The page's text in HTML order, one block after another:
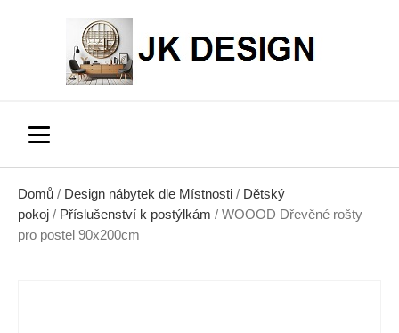
Domů / Design nábytek dle Místnosti / Dětský
pokoj / Příslušenství k postýlkám / WOOOD Dřevěné rošty
pro postel 90x200cm